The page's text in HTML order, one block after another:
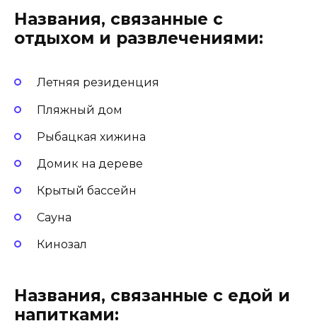
Названия, связанные с
отдыхом и развлечениями:
Летняя резиденция
Пляжный дом
Рыбацкая хижина
Домик на дереве
Крытый бассейн
Сауна
Кинозал
Названия, связанные с едой и
напитками: